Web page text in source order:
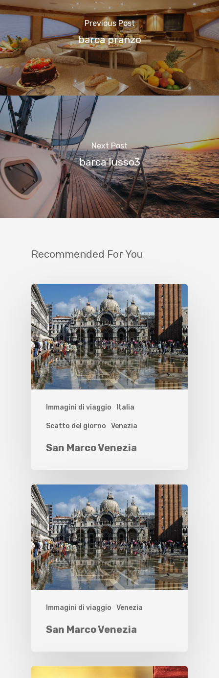
Previous Post
barca pranzo
Next Post
barca lusso3
Recommended For You
Immagini di viaggio Italia
Scatto del giorno Venezia
San Marco Venezia
Immagini di viaggio Venezia
San Marco Venezia